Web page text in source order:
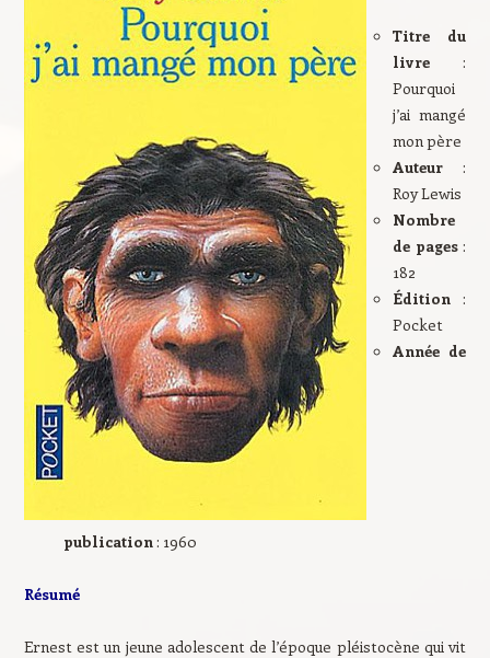
Titre du
livre:
Pourquoi
j’ai mangé
mon père
Auteur:
Roy Lewis
Nombre
de pages:
182
Édition:
Pocket
Année de
publication: 1960
Résumé
Ernest est un jeune adolescent de l’époque pléistocène qui vit